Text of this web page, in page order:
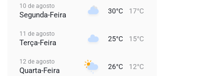
10 de agosto
Segunda-Feira 30°C 17°C
11 de agosto
Terça-Feira 25°C 15°C
12 de agosto
Quarta-Feira 26°C 12°C